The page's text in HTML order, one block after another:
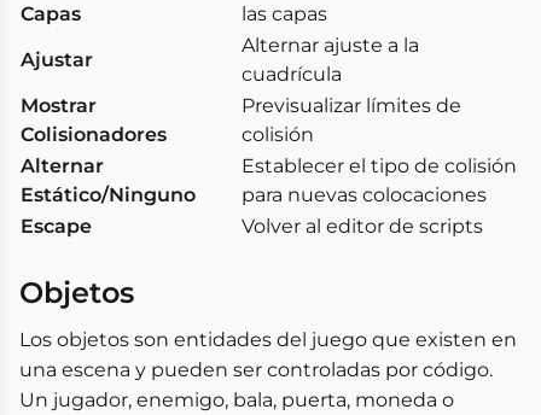
Capas
las capas
Ajustar
Alternar ajuste a la
cuadrícula
Mostrar
Colisionadores
Previsualizar límites de
colisión
Alternar
Estático/Ninguno
Establecer el tipo de colisión
para nuevas colocaciones
Escape
Volver al editor de scripts
Objetos
Los objetos son entidades del juego que existen en
una escena y pueden ser controladas por código.
Un jugador, enemigo, bala, puerta, moneda o